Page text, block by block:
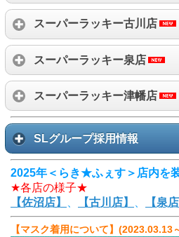
スーパーラッキー古川店
スーパーラッキー泉店
スーパーラッキー津幡店
SLグループ採用情報
2025年＜らき★ふぇす＞店内を
★各店の様子★
【佐沼店】
、 【古川店】 、 【泉店
【マスク着用について】(2023.03.13